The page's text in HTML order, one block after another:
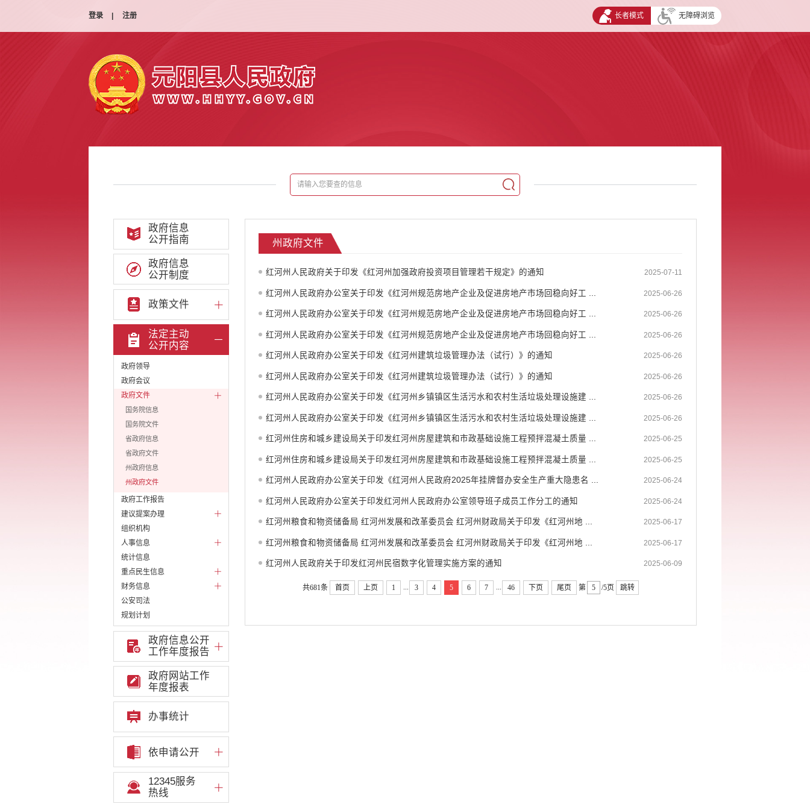
登录 注册 长者模式 无障碍浏览
政府信息
公开指南
政府信息
公开制度
政策文件
法定主动
公开内容
政府领导
政府会议
政府文件
国务院信息
国务院文件
省政府信息
省政府文件
州政府信息
州政府文件
政府工作报告
建议提案办理
组织机构
人事信息
统计信息
重点民生信息
财务信息
公安司法
规划计划
财政预决算
公务员招录
公共资源配置
重大决策预公开
重大决策听证事项
权责清单
行政事项
部门信息公开基本目录
重大项目
重点领域责任部门信息公开
政府信息公开
工作年度报告
政府网站工作
年度报表
办事统计
依申请公开
12345服务
热线
州政府文件
红河州人民政府关于印发《红河州加强政府投资项目管理若干规定》的通知 2025-07-11
红河州人民政府办公室关于印发《红河州规范房地产企业及促进房地产市场回稳向好工 ... 2025-06-26
红河州人民政府办公室关于印发《红河州规范房地产企业及促进房地产市场回稳向好工 ... 2025-06-26
红河州人民政府办公室关于印发《红河州规范房地产企业及促进房地产市场回稳向好工 ... 2025-06-26
红河州人民政府办公室关于印发《红河州建筑垃圾管理办法（试行）》的通知 2025-06-26
红河州人民政府办公室关于印发《红河州建筑垃圾管理办法（试行）》的通知 2025-06-26
红河州人民政府办公室关于印发《红河州乡镇镇区生活污水和农村生活垃圾处理设施建 ... 2025-06-26
红河州人民政府办公室关于印发《红河州乡镇镇区生活污水和农村生活垃圾处理设施建 ... 2025-06-26
红河州住房和城乡建设局关于印发红河州房屋建筑和市政基础设施工程预拌混凝土质量 ... 2025-06-25
红河州住房和城乡建设局关于印发红河州房屋建筑和市政基础设施工程预拌混凝土质量 ... 2025-06-25
红河州人民政府办公室关于印发《红河州人民政府2025年挂牌督办安全生产重大隐患名 ... 2025-06-24
红河州人民政府办公室关于印发红河州人民政府办公室领导班子成员工作分工的通知 2025-06-24
红河州粮食和物资储备局 红河州发展和改革委员会 红河州财政局关于印发《红河州地 ... 2025-06-17
红河州粮食和物资储备局 红河州发展和改革委员会 红河州财政局关于印发《红河州地 ... 2025-06-17
红河州人民政府关于印发红河州民宿数字化管理实施方案的通知 2025-06-09
共681条 首页 上页 1 ... 3 4 5 6 7 ... 46 下页 尾页 第 /5页 跳转